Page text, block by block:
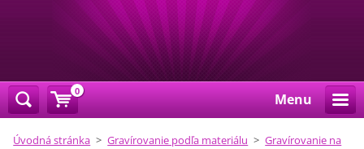
Menu
Úvodná stránka > Gravírovanie podľa materiálu > Gravírovanie na
0